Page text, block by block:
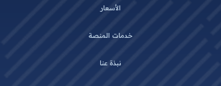
الأسعار
خدمات المنصة
نبذة عنا